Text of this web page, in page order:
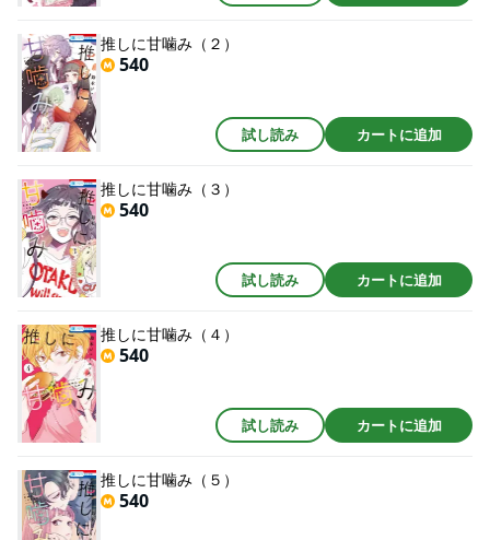
推しに甘噛み（２）
540
試し読み カートに追加
推しに甘噛み（３）
540
試し読み カートに追加
推しに甘噛み（４）
540
試し読み カートに追加
推しに甘噛み（５）
540